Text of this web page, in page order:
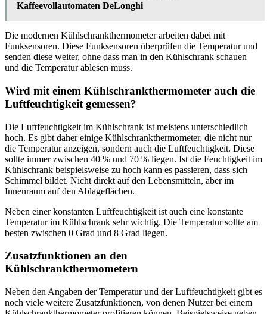
Kaffeevollautomaten DeLonghi
Die modernen Kühlschrankthermometer arbeiten dabei mit
Funksensoren. Diese Funksensoren überprüfen die Temperatur und
senden diese weiter, ohne dass man in den Kühlschrank schauen
und die Temperatur ablesen muss.
Wird mit einem Kühlschrankthermometer auch die
Luftfeuchtigkeit gemessen?
Die Luftfeuchtigkeit im Kühlschrank ist meistens unterschiedlich
hoch. Es gibt daher einige Kühlschrankthermometer, die nicht nur
die Temperatur anzeigen, sondern auch die Luftfeuchtigkeit. Diese
sollte immer zwischen 40 % und 70 % liegen. Ist die Feuchtigkeit im
Kühlschrank beispielsweise zu hoch kann es passieren, dass sich
Schimmel bildet. Nicht direkt auf den Lebensmitteln, aber im
Innenraum auf den Ablageflächen.
Neben einer konstanten Luftfeuchtigkeit ist auch eine konstante
Temperatur im Kühlschrank sehr wichtig. Die Temperatur sollte am
besten zwischen 0 Grad und 8 Grad liegen.
Zusatzfunktionen an den
Kühlschrankthermometern
Neben den Angaben der Temperatur und der Luftfeuchtigkeit gibt es
noch viele weitere Zusatzfunktionen, von denen Nutzer bei einem